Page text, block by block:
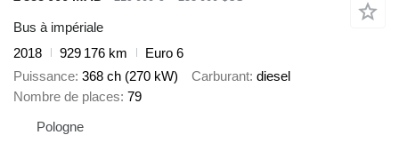
Bus à impériale
2018
929 176 km
Euro 6
Puissance 368 ch (270 kW) Carburant diesel
Nombre de places 79
Pologne